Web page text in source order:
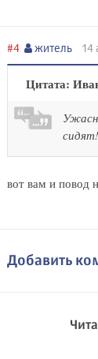
#4 житель 14
Цитата:
вот вам и повод
Добавить